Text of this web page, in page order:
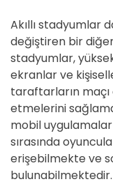
Akıllı stadyumlar
değiştiren bir
stadyumlar,
ekranlar ve
taraftarların
etmelerini
mobil
sırasında
erişebilmekte ve
bulunabilmektedir.